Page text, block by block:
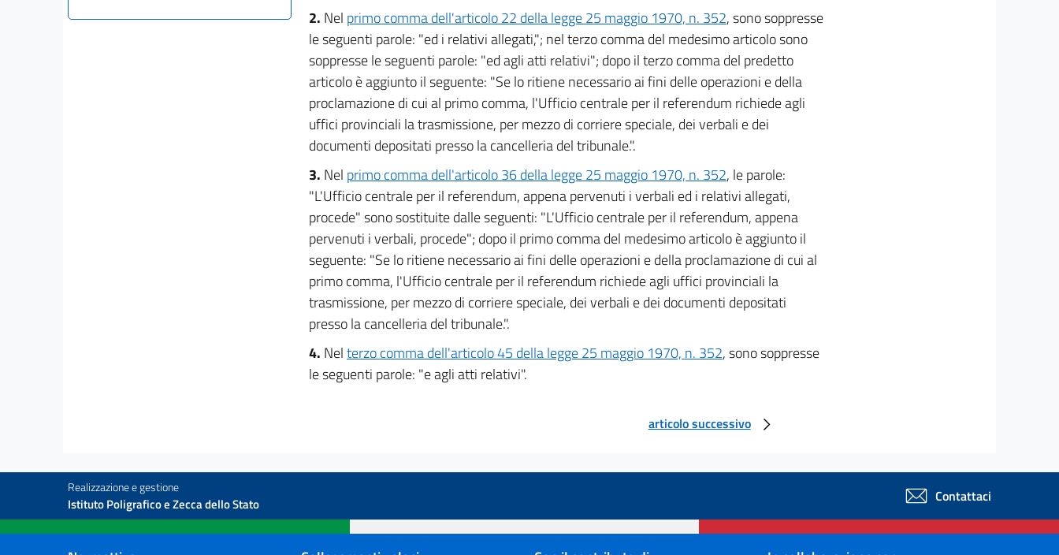
2. Nel primo comma dell'articolo 22 della legge 25 maggio 1970, n. 352, sono soppresse
le seguenti parole: "ed i relativi allegati,"; nel terzo comma del medesimo articolo sono
soppresse le seguenti parole: "ed agli atti relativi"; dopo il terzo comma del predetto
articolo è aggiunto il seguente: "Se lo ritiene necessario ai fini delle operazioni e della
proclamazione di cui al primo comma, l'Ufficio centrale per il referendum richiede agli
uffici provinciali la trasmissione, per mezzo di corriere speciale, dei verbali e dei
documenti depositati presso la cancelleria del tribunale.".
3. Nel primo comma dell'articolo 36 della legge 25 maggio 1970, n. 352, le parole:
"L'Ufficio centrale per il referendum, appena pervenuti i verbali ed i relativi allegati,
procede" sono sostituite dalle seguenti: "L'Ufficio centrale per il referendum, appena
pervenuti i verbali, procede"; dopo il primo comma del medesimo articolo è aggiunto il
seguente: "Se lo ritiene necessario ai fini delle operazioni e della proclamazione di cui al
primo comma, l'Ufficio centrale per il referendum richiede agli uffici provinciali la
trasmissione, per mezzo di corriere speciale, dei verbali e dei documenti depositati
presso la cancelleria del tribunale.".
4. Nelterzo comma dell'articolo 45 della legge 25 maggio 1970, n. 352, sono soppresse
le seguenti parole: "e agli atti relativi".
articolo successivo
Realizzazione e gestione
Istituto Poligrafico e Zecca dello Stato Contattaci